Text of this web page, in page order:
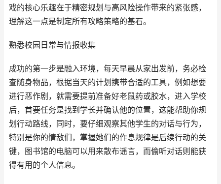
戏的核心乐趣在于精密规划与高风险操作带来的紧张感，
理解这一点是制定所有攻略策略的基石。
熟悉校园日常与情报收集
成功的第一步是融入环境，每天早晨从家出发前，务必检
查随身物品，根据当天的计划携带合适的工具，例如想要
进行恶作剧，就需要提前准备好老鼠药或胶水，进入学校
后，首要任务是找到学长并确认他的位置，这能帮助你规
划行动路线，同时，要仔细观察其他学生的对话与行为，
特别是你的情敌们，掌握她们的作息规律是后续行动的关
键，图书馆的电脑可以用来散布谣言，而偷听对话则能获
得有用的个人信息。